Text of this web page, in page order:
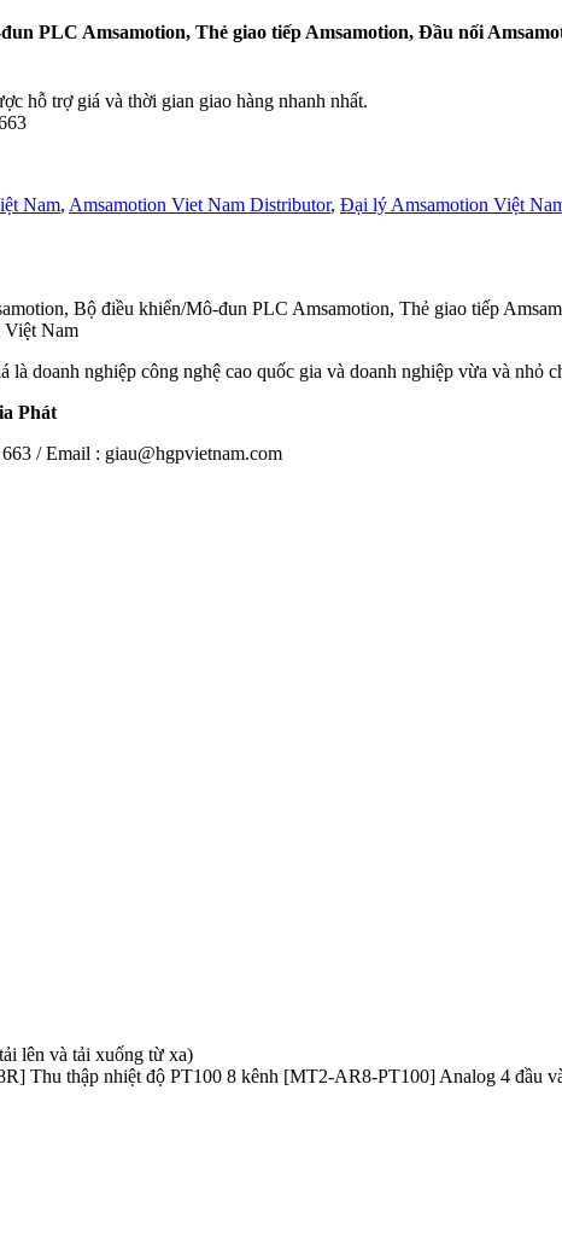
PLC Amsamotion, Thẻ giao tiếp Amsamotion, Đầu nối
hỗ trợ giá và thời gian giao hàng nhanh nhất.
Nam, Amsamotion Viet Nam Distributor, Đại lý Amsamotion Việt
Bộ điều khiển/Mô-đun PLC Amsamotion, Thẻ giao tiếp
Việt Nam
doanh nghiệp công nghệ cao quốc gia và doanh nghiệp vừa và nhỏ
Phát
/ Email : giau@hgpvietnam.com
lên và tải xuống từ xa)
Thu thập nhiệt độ PT100 8 kênh [MT2-AR8-PT100] Analog 4